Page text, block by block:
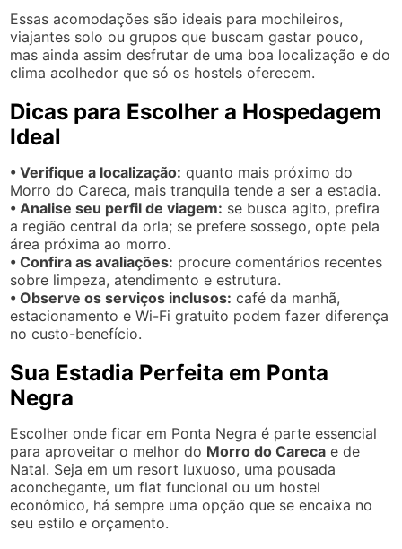
Essas acomodações são ideais para mochileiros,
viajantes solo ou grupos que buscam gastar pouco,
mas ainda assim desfrutar de uma boa localização e do
clima acolhedor que só os hostels oferecem.
Dicas para Escolher a Hospedagem
Ideal
• Verifique a localização: quanto mais próximo do
Morro do Careca, mais tranquila tende a ser a estadia.
• Analise seu perfil de viagem: se busca agito, prefira
a região central da orla; se prefere sossego, opte pela
área próxima ao morro.
• Confira as avaliações: procure comentários recentes
sobre limpeza, atendimento e estrutura.
• Observe os serviços inclusos: café da manhã,
estacionamento e Wi-Fi gratuito podem fazer diferença
no custo-benefício.
Sua Estadia Perfeita em Ponta
Negra
Escolher onde ficar em Ponta Negra é parte essencial
para aproveitar o melhor do Morro do Careca e de
Natal. Seja em um resort luxuoso, uma pousada
aconchegante, um flat funcional ou um hostel
econômico, há sempre uma opção que se encaixa no
seu estilo e orçamento.